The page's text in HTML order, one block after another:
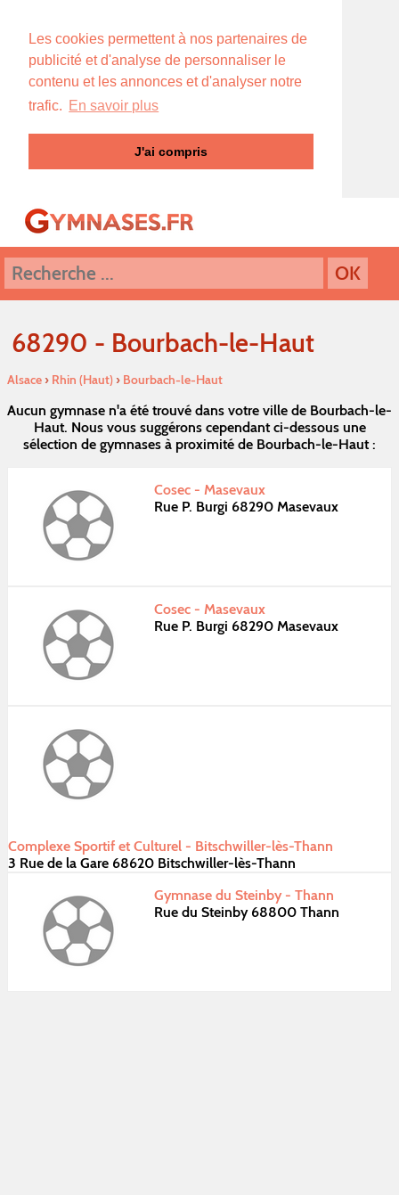
Les cookies permettent à nos partenaires de
publicité et d'analyse de personnaliser le
contenu et les annonces et d'analyser notre
trafic. En savoir plus
J'ai compris
68290 - Bourbach-le-Haut
Alsace› Rhin (Haut)› Bourbach-le-Haut
Aucun gymnase n'a été trouvé dans votre ville de Bourbach-le-
Haut. Nous vous suggérons cependant ci-dessous une
sélection de gymnases à proximité de Bourbach-le-Haut :
Cosec - Masevaux
Rue P. Burgi 68290 Masevaux
Cosec - Masevaux
Rue P. Burgi 68290 Masevaux
Complexe Sportif et Culturel - Bitschwiller-lès-Thann
3 Rue de la Gare 68620 Bitschwiller-lès-Thann
Gymnase du Steinby - Thann
Rue du Steinby 68800 Thann